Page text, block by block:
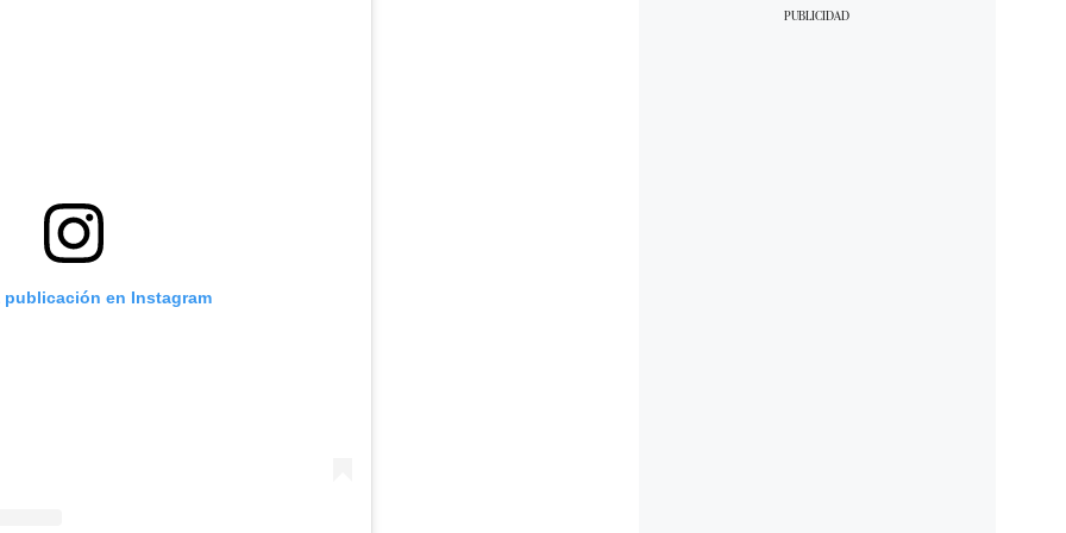
publicación en Instagram